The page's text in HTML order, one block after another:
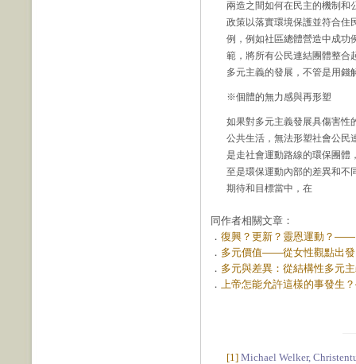
兩造之間如何在民主的機制和
政策以落實環境保護並符合住
例，例如社區總體營造中成功
範，將所有公民連結團體整合
多元主義的發展，不管是用
※個體的無力感與再形塑
如果對多元主義發展具傷害性
公共生活，無法形塑社會公民
是走社會運動路線的環保團體
至是環保運動內部的差異和不
期待和目標當中，在
同作者相關文章：
． 復興？更新？靈恩運動？——
． 多元價值——從女性觀點出發
． 多元與差異：從結構性多元
． 上帝怎能允許這樣的事發生
[1] Michael Welker,